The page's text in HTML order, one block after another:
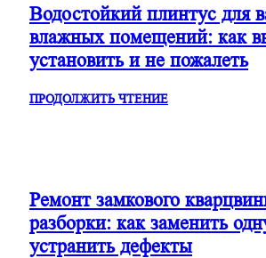
Водостойкий плинтус для
влажных помещений: как
установить и не пожалеть
ПРОДОЛЖИТЬ ЧТЕНИЕ
Ремонт замкового
разборки: как заменить
устранить дефекты